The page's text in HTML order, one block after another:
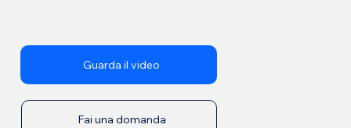
Guarda il video
Fai una domanda